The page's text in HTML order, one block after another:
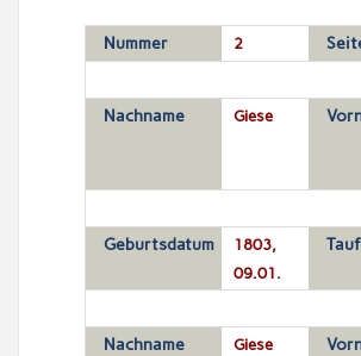
Nummer 2
Nachname Giese
Geburtsdatum
1803,
09.01.
Nachname
Giese